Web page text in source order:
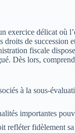
exercice délicat
de
fiscale
Dès lors,
à la sous-
importantes
refléter fidèlement